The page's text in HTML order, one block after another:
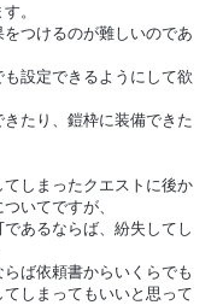
。
つけるのが難しいのであ
設定できるようにして欲
きたり、鎧枠に装備できた
てしまったクエストに後か
いてですが、
あるならば、紛失してし
ば依頼書からいくらでも
しまってもいいと思って